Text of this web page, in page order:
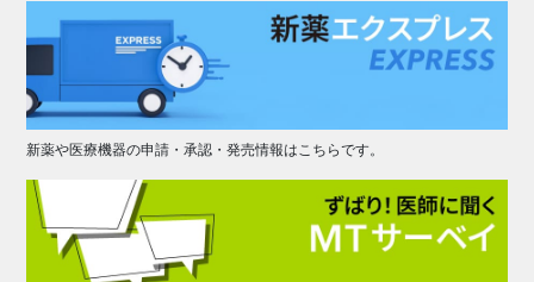
新薬や医療機器の申請・承認・発売情報はこちらです。